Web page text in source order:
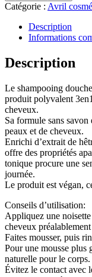
Catégorie : Avril
Description
Informations
Description
Le shampooing
produit polyvalent
cheveux.
Sa formule sans
peaux et de cheveux.
Enrichi d’extrait de
offre des propriétés
tonique procure une
journée.
Le produit est végan,
Conseils d’utilisation:
Appliquez une
cheveux
Faites mousser, puis
Pour une mousse plus
naturelle pour le corps.
Évitez le contact avec